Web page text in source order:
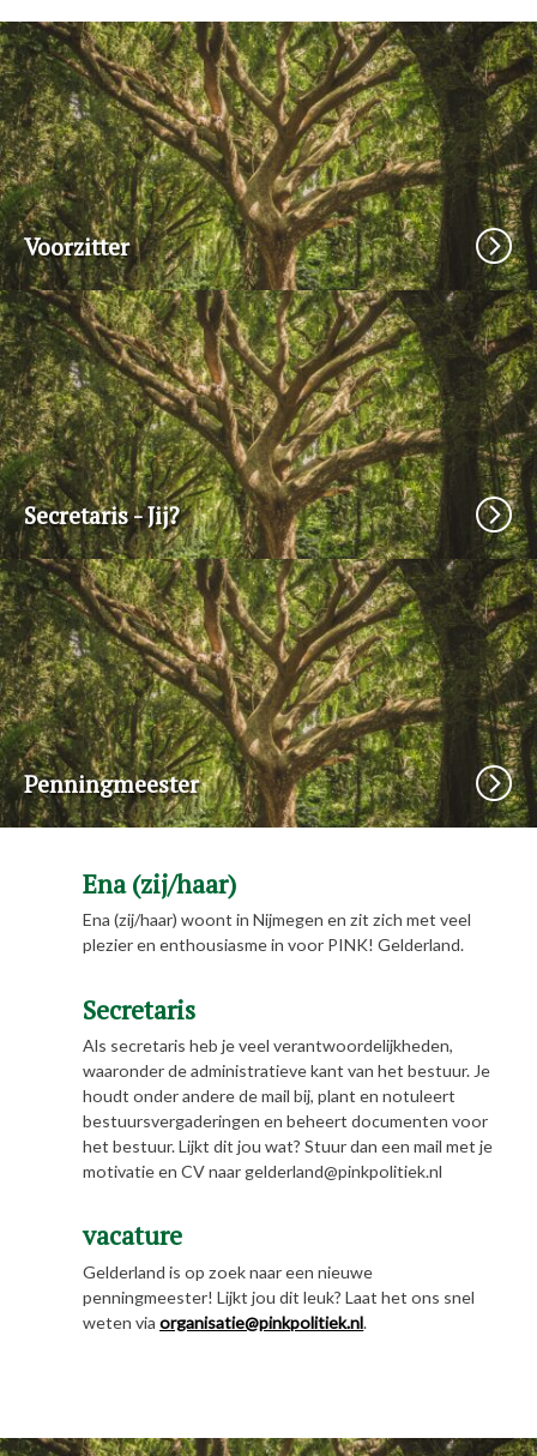
Voorzitter
Secretaris - Jij?
Penningmeester
Ena (zij/haar)
Ena (zij/haar) woont in Nijmegen en zit zich met veel
plezier en enthousiasme in voor PINK! Gelderland.
Secretaris
Als secretaris heb je veel verantwoordelijkheden,
waaronder de administratieve kant van het bestuur. Je
houdt onder andere de mail bij, plant en notuleert
bestuursvergaderingen en beheert documenten voor
het bestuur. Lijkt dit jou wat? Stuur dan een mail met je
motivatie en CV naar gelderland@pinkpolitiek.nl
vacature
Gelderland is op zoek naar een nieuwe
penningmeester! Lijkt jou dit leuk? Laat het ons snel
weten viaorganisatie@pinkpolitiek.nl.